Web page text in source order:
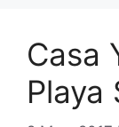
Casa
Playa